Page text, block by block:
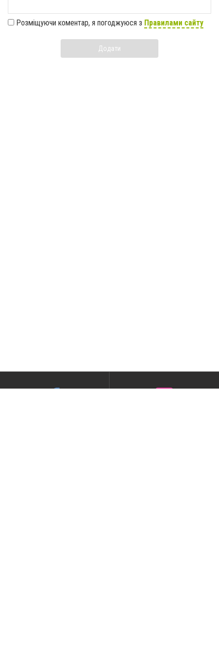
Розміщуючи коментар, я погоджуюся з Правилами сайту
Додати